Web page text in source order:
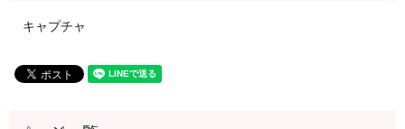
キャプチャ